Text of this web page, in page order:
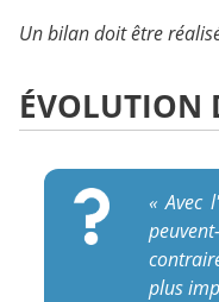
Un bilan doit être
ÉVOLUTION
« Avec
plus